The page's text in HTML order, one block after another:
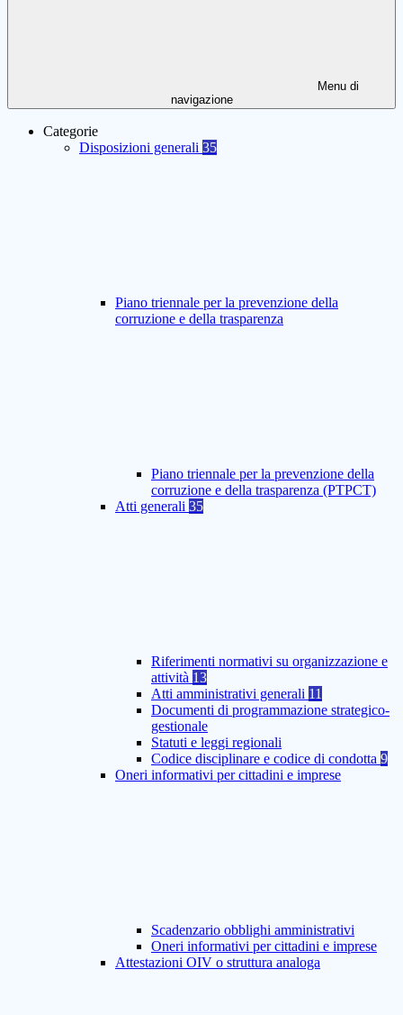
Menu di
navigazione
Categorie
Disposizioni generali 35
Piano triennale per la prevenzione della
corruzione e della trasparenza
Piano triennale per la prevenzione della
corruzione e della trasparenza (PTPCT)
Atti generali 35
Riferimenti normativi su organizzazione e
attività 13
Atti amministrativi generali 11
Documenti di programmazione strategico-
gestionale
Statuti e leggi regionali
Codice disciplinare e codice di condotta 9
Oneri informativi per cittadini e imprese
Scadenzario obblighi amministrativi
Oneri informativi per cittadini e imprese
Attestazioni OIV o struttura analoga